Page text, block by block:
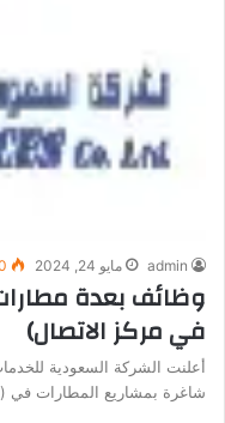
admin مايو 24, 2024
وظائف بعدة
في مركز الاتصال)
شاغرة بمشاريع المطارات في